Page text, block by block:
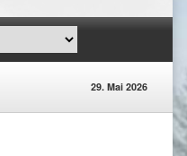
29. Mai 2026